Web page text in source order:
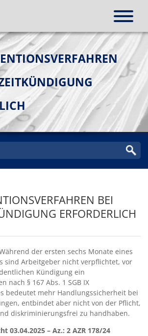
BEI
ERFORDERLICH
der ersten sechs Monate eines
sind Arbeitgeber nicht verpflichtet, vor
Kündigung ein
nach § 167 Abs. 1 SGB IX
bedeutet mehr Handlungssicherheit bei
entbindet aber nicht von der Pflicht,
diskriminierungsfrei zu handhaben.
03.04.2025 – Az.: 2 AZR 178/24